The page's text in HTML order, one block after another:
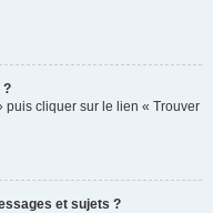
?
puis cliquer sur le lien « Trouver
et sujets ?